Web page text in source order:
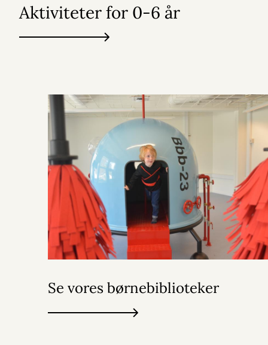
Aktiviteter for 0-6 år
Se vores børnebiblioteker